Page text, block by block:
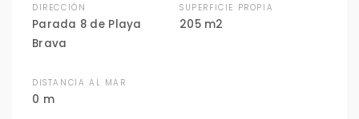
DIRECCIÓN
Parada 8 de Playa
Brava
SUPERFICIE PROPIA
205 m2
DISTANCIA AL MAR
0 m